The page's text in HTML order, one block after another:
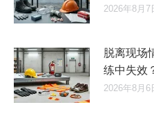
2026年8月7
脱离现场
练中失效
2026年8月6